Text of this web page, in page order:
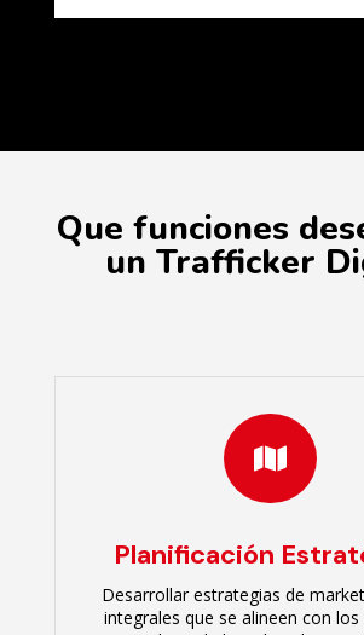
Que funciones
un Trafficker

Planificación
Desarrollar estrategias de
integrales que se alineen con